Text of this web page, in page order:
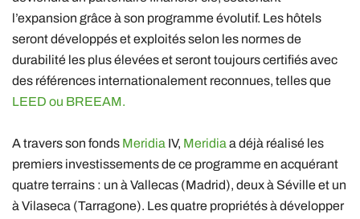
l’expansion grâce à son programme évolutif. Les hôtels
seront développés et exploités selon les normes de
durabilité les plus élevées et seront toujours certifiés avec
des références internationalement reconnues, telles que
LEED ou BREEAM.
A travers son fonds Meridia IV, Meridia a déjà réalisé les
premiers investissements de ce programme en acquérant
quatre terrains : un à Vallecas (Madrid), deux à Séville et un
à Vilaseca (Tarragone). Les quatre propriétés à développer